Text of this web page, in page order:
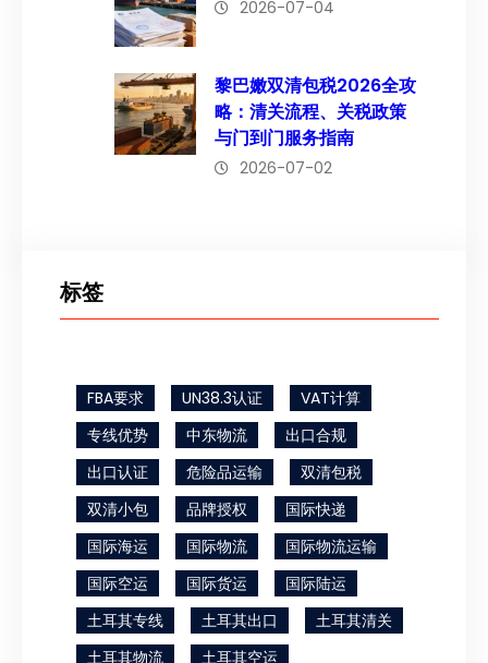
2026-07-04
黎巴嫩双清包税2026全攻
略：清关流程、关税政策
与门到门服务指南
2026-07-02
标签
FBA要求 UN38.3认证
VAT计算
专线优势
中东物流
出口合规
出口认证
危险品运输
双清包税
双清小包
品牌授权
国际快递
国际海运
国际物流
国际物流运输
国际空运
国际货运
国际陆运
土耳其专线
土耳其出口
土耳其清关
土耳其物流
土耳其空运